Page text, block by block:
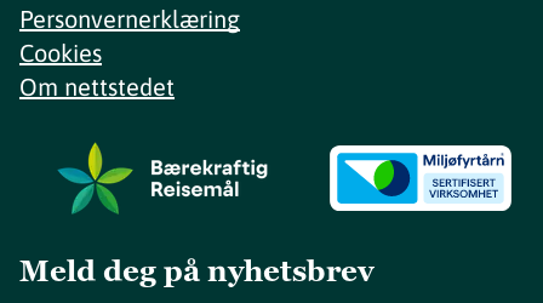
Personvernerklæring
Cookies
Om nettstedet
Meld deg på nyhetsbrev